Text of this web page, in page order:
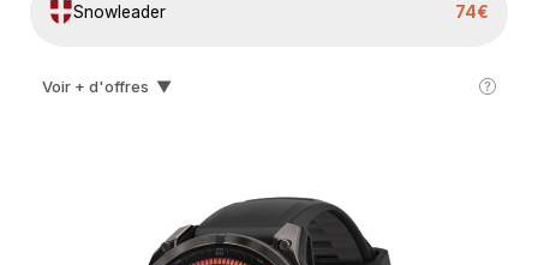
Snowleader 74€
Lepape 100€
Voir + d'offres ▼